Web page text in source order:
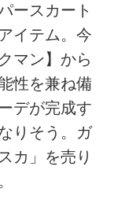
ースカート
イテム。今
マン】から
性を兼ね備
デが完成す
りそう。ガ
カ」を売り